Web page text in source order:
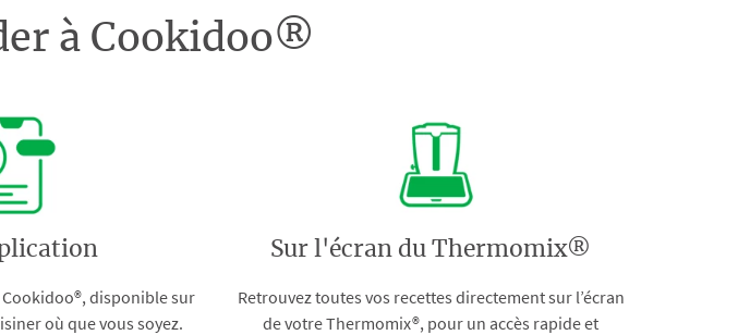
à Cookidoo®
disponible sur
où que vous soyez.
Sur l'écran du Thermomix®
Retrouvez toutes vos recettes directement sur l’écran
de votre Thermomix®, pour un accès rapide et